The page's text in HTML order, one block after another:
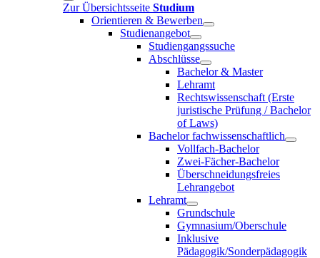
Zur Übersichtsseite Studium
Orientieren & Bewerben
Studienangebot
Studiengangssuche
Abschlüsse
Bachelor & Master
Lehramt
Rechtswissenschaft (Erste
juristische Prüfung / Bachelor
of Laws)
Bachelor fachwissenschaftlich
Vollfach-Bachelor
Zwei-Fächer-Bachelor
Überschneidungsfreies
Lehrangebot
Lehramt
Grundschule
Gymnasium/Oberschule
Inklusive
Pädagogik/Sonderpädagogik